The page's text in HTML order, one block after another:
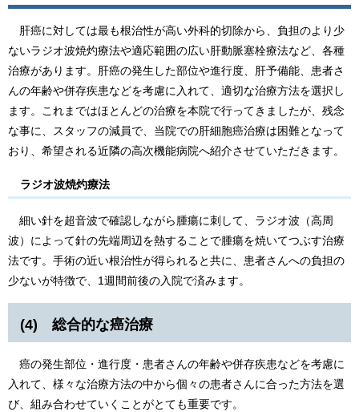
肝癌に対しては最も根治性が高い外科的切除から、負担のより少
ないラジオ波焼灼療法や適応範囲の広い肝動脈塞栓療法など、各種
治療があります。肝癌の発生した部位や進行度、肝予備能、患者さ
んの年齢や併存疾患などを考慮に入れて、適切な治療方法を選択し
ます。これまではほとんどの治療を本院で行ってきましたが、残念
な事に、スタッフの減員で、当院での肝細胞癌治療は困難となって
おり、希望される近隣の高次機能病院へ紹介させていただきます。
ラジオ波焼灼療法
細い針を超音波で確認しながら腫瘍に刺して、ラジオ波（高周
波）によって針の先端周辺を熱することで腫瘍を焼いてつぶす治療
法です。手術の近い根治性が得られると共に、患者さんへの負担の
少ないが特徴で、1週間前後の入院で済みます。
(4) 総合的な癌治療
癌の発生部位・進行度・患者さんの年齢や併存疾患などを考慮に
入れて、様々な治療方法の中から個々の患者さんに合った方法を選
び、組み合わせていくことがとても重要です。